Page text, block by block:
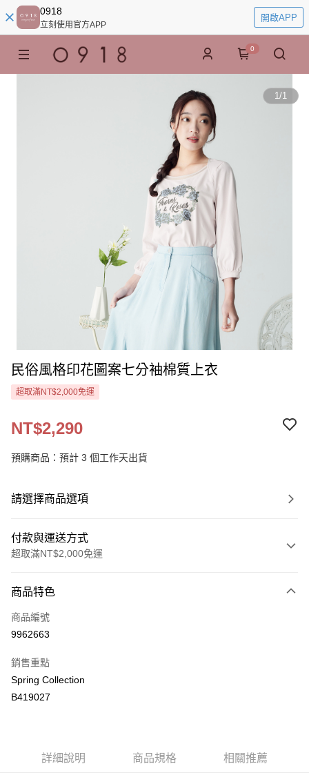
0918
立刻使用官方APP
開啟APP
0
1/1
民俗風格印花圖案七分袖棉質上衣
超取滿NT$2,000免運
NT$2,290
預購商品：預計 3 個工作天出貨
請選擇商品選項
付款與運送方式
超取滿NT$2,000免運
信用卡一次付款
LINE Pay
街口支付
悠遊付
運送方式
商品特色
商品編號
9962663
銷售重點
Spring Collection
B419027
詳細說明 商品規格 相關推薦